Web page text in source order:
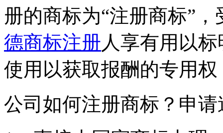
册的商标为“注册商标”
德商标注册人享有用以
使用以获取报酬的专用
公司如何注册商标？申请